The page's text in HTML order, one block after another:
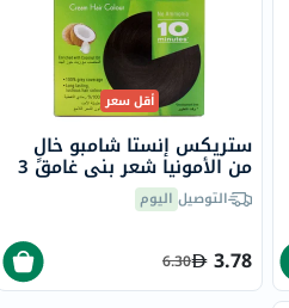
أقل سعر
ستريكس إنستا شامبو خالٍ
من الأمونيا شعر بني غامق 3
التوصيل اليوم
3.78
6.30